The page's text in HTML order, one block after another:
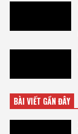
BÀI VIẾT GẦN ĐÂY